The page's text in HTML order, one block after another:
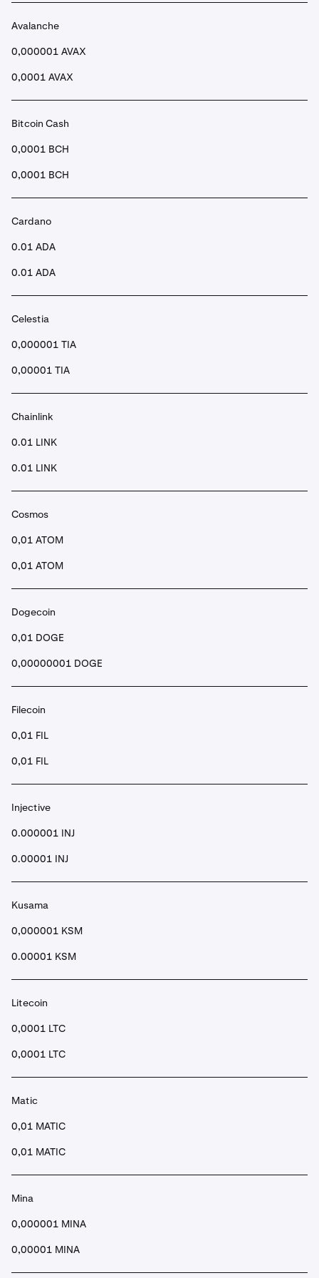
Når den er sendt inn, vil midlene dine etter noen
Avalanche
0,000001 AVAX
0,0001 AVAX
Bitcoin Cash
0,0001 BCH
0,0001 BCH
Cardano
0.01 ADA
0.01 ADA
Celestia
0,000001 TIA
0,00001 TIA
Chainlink
0.01 LINK
0.01 LINK
Cosmos
0,01 ATOM
0,01 ATOM
Dogecoin
0,01 DOGE
0,00000001 DOGE
Filecoin
0,01 FIL
0,01 FIL
Injective
0.000001 INJ
0.00001 INJ
Kusama
0,000001 KSM
0.00001 KSM
Litecoin
0,0001 LTC
0,0001 LTC
Matic
0,01 MATIC
0,01 MATIC
Mina
0,000001 MINA
0,00001 MINA